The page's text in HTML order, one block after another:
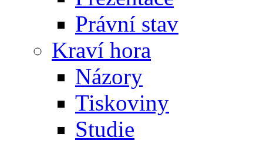
Právní stav
Kraví hora
Názory
Tiskoviny
Studie